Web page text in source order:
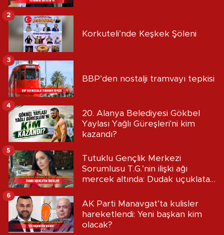
Korkuteli’nde Keşkek Şöleni
2
BBP’den nostalji tramvayı tepkisi
3
20. Alanya Belediyesi Gökbel
Yaylası Yağlı Güreşleri'ni kim
kazandı?
4
Tutuklu Gençlik Merkezi
Sorumlusu T.G.’nin ilişki ağı
mercek altında: Dudak uçuklatan
5
AK Parti Manavgat’ta kulisler
hareketlendi: Yeni başkan kim
olacak?
6